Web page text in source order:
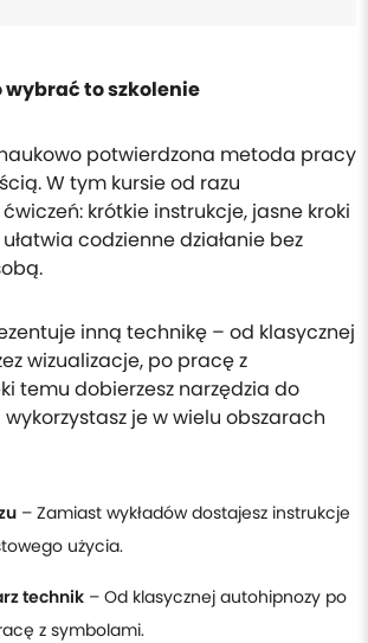
wybrać to szkolenie
potwierdzona metoda pracy
W tym kursie od razu
krótkie instrukcje, jasne kroki
codzienne działanie bez
inną technikę – od klasycznej
wizualizacje, po pracę z
temu dobierzesz narzędzia do
je w wielu obszarach
– Zamiast wykładów dostajesz instrukcje
użycia.
technik – Od klasycznej autohipnozy po
z symbolami.